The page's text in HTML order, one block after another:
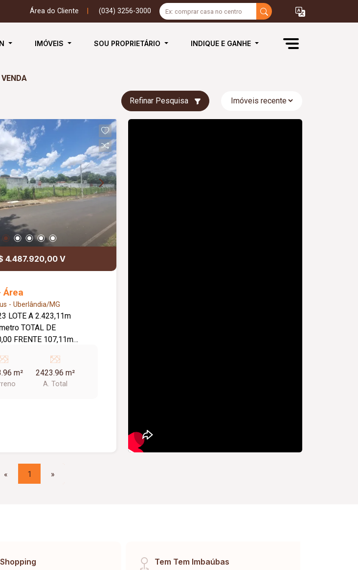
Área do Cliente (034) 3256-3000
IMÓVEIS SOU PROPRIETÁRIO INDIQUE E GANHE
Refinar Pesquisa
4.487.920,00 V
Área
- Uberlândia/MG
DE
m² 2423.96 m²
A. Total
« 1 »
Tem Tem Imbaúbas